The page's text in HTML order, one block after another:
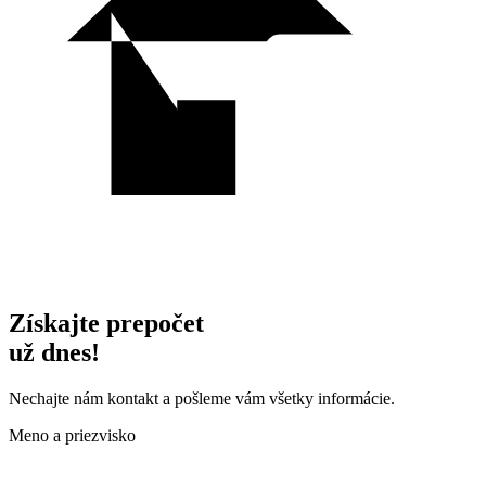
Získajte prepočet
už dnes!
Nechajte nám kontakt a pošleme vám všetky informácie.
Meno a priezvisko